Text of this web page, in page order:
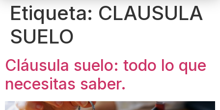
Etiqueta: CLAUSULA
SUELO
Cláusula suelo: todo lo que
necesitas saber.